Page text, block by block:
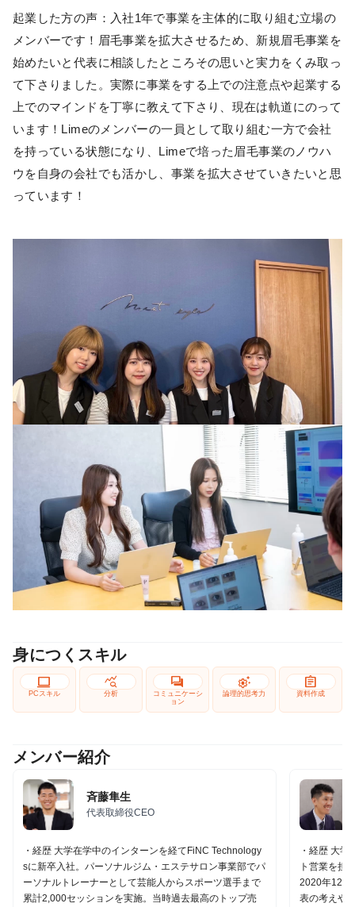
起業した方の声：入社1年で事業を主体的に取り組む立場の
メンバーです！眉毛事業を拡大させるため、新規眉毛事業を
始めたいと代表に相談したところその思いと実力をくみ取っ
て下さりました。実際に事業をする上での注意点や起業する
上でのマインドを丁寧に教えて下さり、現在は軌道にのって
います！Limeのメンバーの一員として取り組む一方で会社
を持っている状態になり、Limeで培った眉毛事業のノウハ
ウを自身の会社でも活かし、事業を拡大させていきたいと思
っています！
身につくスキル
computer
PCスキル
query_stats
分析
forum
コミュニケーシ
ョン
settings_suggest
論理的思考力
assignment
資料作成
メンバー紹介
斉藤隼生
代表取締役CEO
・経歴 大学在学中のインターンを経てFiNC Technology
sに新卒入社。パーソナルジム・エステサロン事業部でパ
ーソナルトレーナーとして芸能人からスポーツ選手まで
累計2,000セッションを実施。当時過去最高のトップ売
・経歴 大
ト営業を担
2020年12月
表の考えや